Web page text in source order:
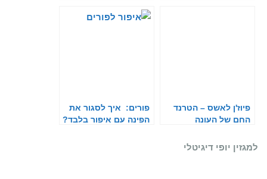
פיוז'ן לאשס – הטרנד
החם של העונה
פורים: איך לסגור את
הפינה עם איפור בלבד?
למגזין יופי דיגיטלי